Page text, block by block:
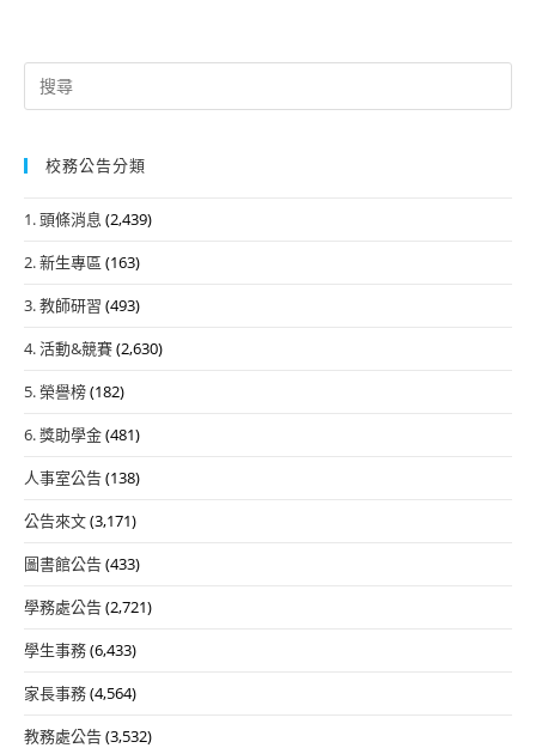
Search
for:
校務公告分類
1. 頭條消息 (2,439)
2. 新生專區 (163)
3. 教師研習 (493)
4. 活動&競賽(2,630)
5. 榮譽榜(182)
6. 獎助學金(481)
人事室公告(138)
公告來文(3,171)
圖書館公告(433)
學務處公告(2,721)
學生事務(6,433)
家長事務(4,564)
教務處公告(3,532)